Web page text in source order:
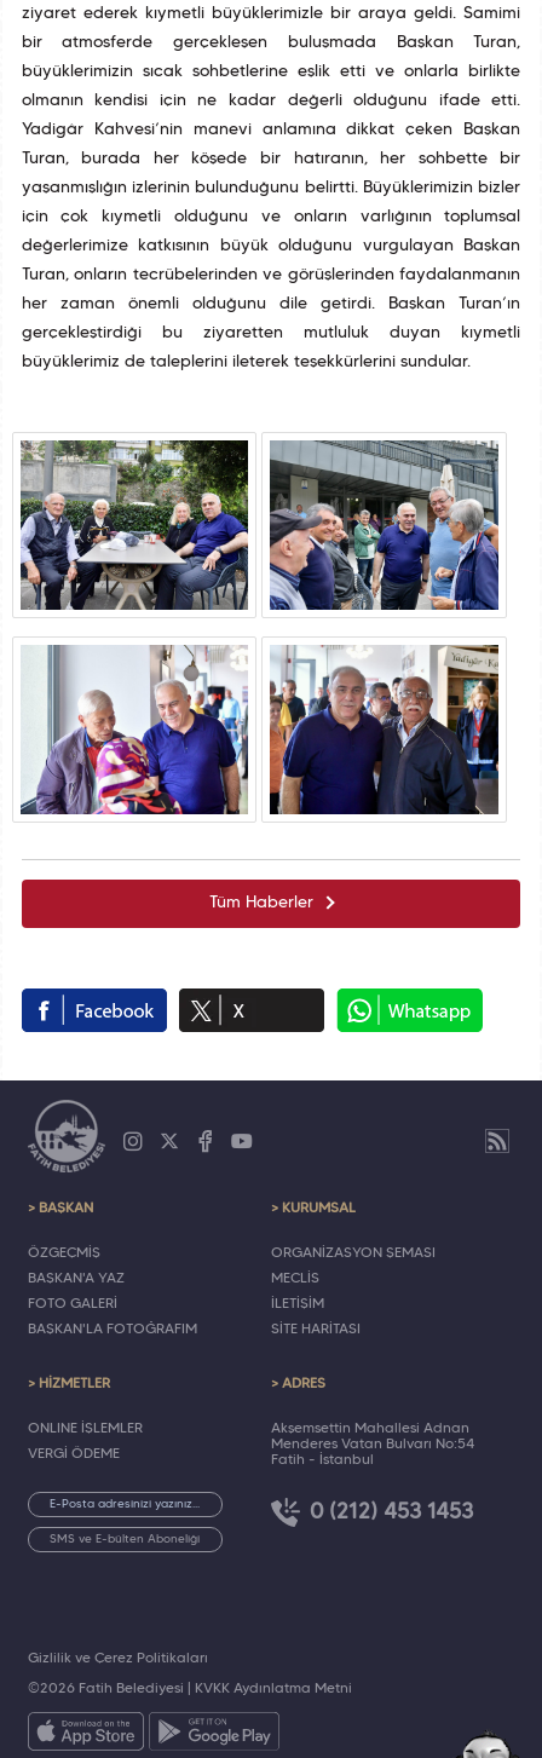
ziyaret ederek kıymetli büyüklerimizle bir araya geldi. Samimi
bir atmosferde gerçekleşen buluşmada Başkan Turan,
büyüklerimizin sıcak sohbetlerine eşlik etti ve onlarla birlikte
olmanın kendisi için ne kadar değerli olduğunu ifade etti.
Yadigâr Kahvesi’nin manevi anlamına dikkat çeken Başkan
Turan, burada her köşede bir hatıranın, her sohbette bir
yaşanmışlığın izlerinin bulunduğunu belirtti. Büyüklerimizin bizler
için çok kıymetli olduğunu ve onların varlığının toplumsal
değerlerimize katkısının büyük olduğunu vurgulayan Başkan
Turan, onların tecrübelerinden ve görüşlerinden faydalanmanın
her zaman önemli olduğunu dile getirdi. Başkan Turan’ın
gerçekleştirdiği bu ziyaretten mutluluk duyan kıymetli
büyüklerimiz de taleplerini ileterek teşekkürlerini sundular.
Tüm Haberler
> BAŞKAN
ÖZGEÇMİŞ
BAŞKAN'A YAZ
FOTO GALERİ
BAŞKAN'LA FOTOĞRAFIM
> KURUMSAL
ORGANİZASYON ŞEMASI
MECLİS
İLETİŞİM
SİTE HARİTASI
> HİZMETLER
ONLINE İŞLEMLER
VERGİ ÖDEME
SMS ve E-bülten Aboneliği
> ADRES
Akşemsettin Mahallesi Adnan
Menderes Vatan Bulvarı No:54
Fatih - İstanbul
0 (212) 453 1453
©2026 Fatih Belediyesi | KVKK Aydınlatma Metni
Gizlilik ve Çerez Politikaları